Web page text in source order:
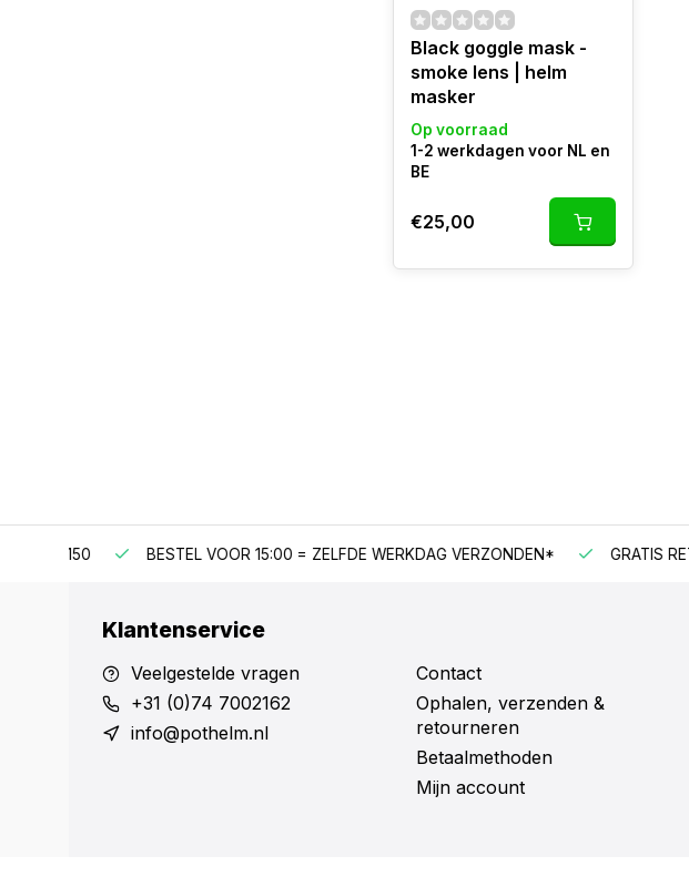
Black goggle mask -
smoke lens | helm
masker
Op voorraad
1-2 werkdagen voor NL en
BE
€25,00
BESTEL VOOR 15:00 = ZELFDE WERKDAG VERZONDEN* GRATIS
Klantenservice
Veelgestelde vragen
+31 (0)74 7002162
info@pothelm.nl
Contact
Ophalen, verzenden &
retourneren
Betaalmethoden
Mijn account